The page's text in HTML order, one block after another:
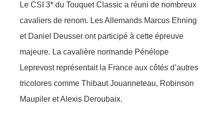
Le CSI 3* du Touquet Classic a réuni de nombreux
cavaliers de renom. Les Allemands Marcus Ehning
et Daniel Deusser ont participé à cette épreuve
majeure. La cavalière normande Pénélope
Leprevost représentait la France aux côtés d’autres
tricolores comme Thibaut Jouanneteau, Robinson
Maupiler et Alexis Deroubaix.